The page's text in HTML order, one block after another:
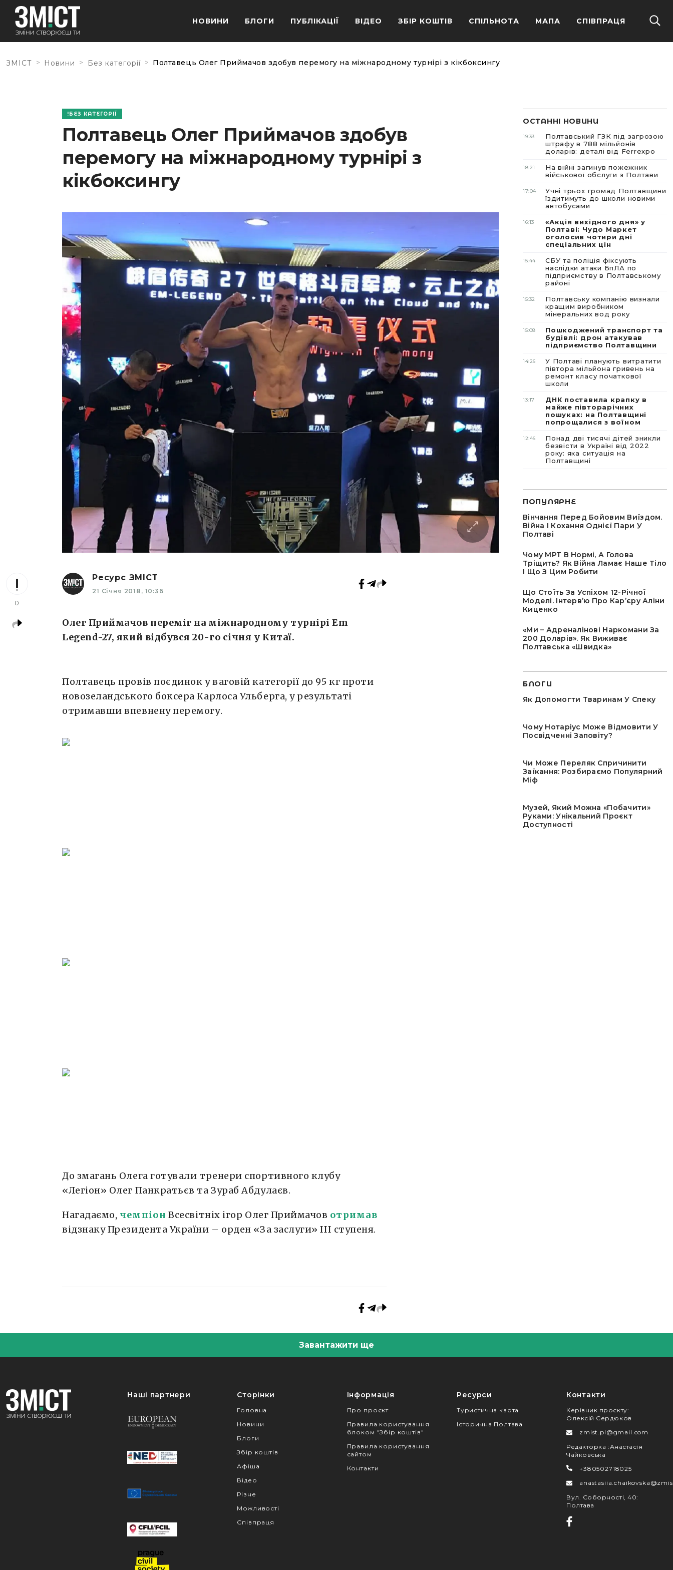
НОВИНИ БЛОГИ ПУБЛІКАЦІЇ ВІДЕО ЗБІР КОШТІВ СПІЛЬНОТА МАПА СПІВПРАЦЯ
ЗМІСТ > Новини > Без категорії > Полтавець Олег Приймачов здобув перемогу на міжнародному турнірі з кікбоксингу
БЕЗ КАТЕГОРІЇ
Полтавець Олег Приймачов здобув
перемогу на міжнародному турнірі з
кікбоксингу
0
Ресурс ЗМІСТ
21 Січня 2018, 10:36
Олег Приймачов переміг на міжнародному турнірі Еm
Legend-27, який відбувся 20-го січня у Китаї.
Полтавець провів поєдинок у ваговій категорії до 95 кг проти
новозеландського боксера Карлоса Ульберга, у результаті
отримавши впевнену перемогу.
До змагань Олега готували тренери спортивного клубу
«Легіон» Олег Панкратьєв та Зураб Абдулаєв.
Нагадаємо, чемпіон Всесвітніх ігор Олег Приймачов отримав
відзнаку Президента України – орден «За заслуги» ІІІ ступеня.
ОСТАННІ НОВИНИ
19:33
Полтавський ГЗК під загрозою
штрафу в 788 мільйонів
доларів: деталі від Ferrexpo
18:21
На війні загинув пожежник
військової обслуги з Полтави
17:04
Учні трьох громад Полтавщини
їздитимуть до школи новими
автобусами
16:13
«Акція вихідного дня» у
Полтаві: Чудо Маркет
оголосив чотири дні
спеціальних цін
15:44
СБУ та поліція фіксують
наслідки атаки БпЛА по
підприємству в Полтавському
районі
15:32
Полтавську компанію визнали
кращим виробником
мінеральних вод року
15:08
Пошкоджений транспорт та
будівлі: дрон атакував
підприємство Полтавщини
14:26
У Полтаві планують витратити
півтора мільйона гривень на
ремонт класу початкової
школи
13:17
ДНК поставила крапку в
майже півторарічних
пошуках: на Полтавщині
попрощалися з воїном
12:46
Понад дві тисячі дітей зникли
безвісти в Україні від 2022
року: яка ситуація на
Полтавщині
ПОПУЛЯРНЕ
Вінчання Перед Бойовим Виїздом.
Війна І Кохання Однієї Пари У
Полтаві
Чому МРТ В Нормі, А Голова
Тріщить? Як Війна Ламає Наше Тіло
І Що З Цим Робити
Що Стоїть За Успіхом 12-Річної
Моделі. Інтервʼю Про Карʼєру Аліни
Киценко
«Ми – Адреналінові Наркомани За
200 Доларів». Як Виживає
Полтавська «швидка»
БЛОГИ
Як Допомогти Тваринам У Спеку
Чому Нотаріус Може Відмовити У
Посвідченні Заповіту?
Чи Може Переляк Спричинити
Заїкання: Розбираємо Популярний
Міф
Музей, Який Можна «побачити»
Руками: Унікальний Проєкт
Доступності
Завантажити ще
Наші партнери Сторінки
Головна
Новини
Блоги
Збір коштів
Афіша
Відео
Різне
Можливості
Співпраця
Інформація
Про проєкт
Правила користування
блоком "Збір коштів"
Правила користування
сайтом
Контакти
Ресурси
Туристична карта
Історична Полтава
Контакти
Керівник проєкту:
Олексій Сердюков
zmist.pl@gmail.com
Редакторка :Анастасія
Чайковська
+380502718025
Вул. Соборності, 40:
Полтава